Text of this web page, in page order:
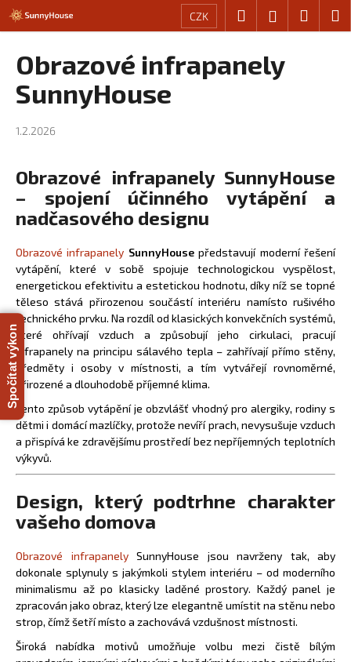
Přejít
na
obsah
CZK HledatPřihlášení
Obrazové infrapanely
SunnyHouse
1.2.2026
Obrazové infrapanely SunnyHouse
– spojení účinného vytápění a
nadčasového designu
Obrazové infrapanely SunnyHousepředstavují moderní řešení
vytápění, které v sobě spojuje technologickou vyspělost,
energetickou efektivitu a estetickou hodnotu, díky níž se topné
těleso stává přirozenou součástí interiéru namísto rušivého
technického prvku. Na rozdíl od klasických konvekčních systémů,
které ohřívají vzduch a způsobují jeho cirkulaci, pracují
infrapanely na principu sálavého tepla – zahřívají přímo stěny,
předměty i osoby v místnosti, a tím vytvářejí rovnoměrné,
přirozené a dlouhodobě příjemné klima.
Tento způsob vytápění je obzvlášť vhodný pro alergiky, rodiny s
dětmi i domácí mazlíčky, protože nevíří prach, nevysušuje vzduch
a přispívá ke zdravějšímu prostředí bez nepříjemných teplotních
výkyvů.
Design, který podtrhne charakter
vašeho domova
Obrazové infrapanelySunnyHouse jsou navrženy tak, aby
dokonale splynuly s jakýmkoli stylem interiéru – od moderního
minimalismu až po klasicky laděné prostory. Každý panel je
zpracován jako obraz, který lze elegantně umístit na stěnu nebo
strop, čímž šetří místo a zachovává vzdušnost místnosti.
Široká nabídka motivů umožňuje volbu mezi čistě bílým
K
o
C
o
p
t
ř
e
b
u
j
e
t
e
n
a
j
í
t
?
HLEDAT
D
o
p
o
Spočítat výkon